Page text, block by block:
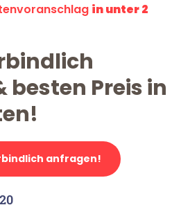
in unter 2
Preis in
anfragen!